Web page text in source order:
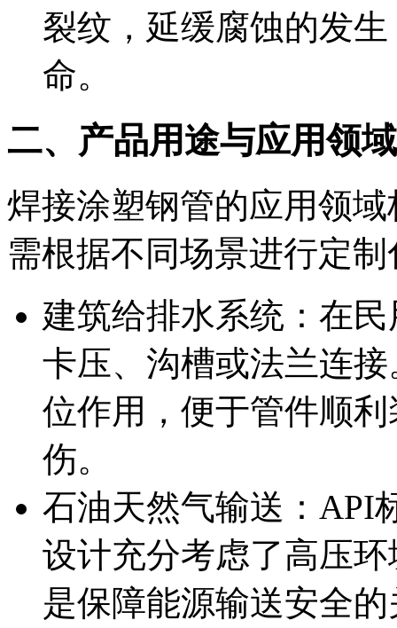
裂纹，延缓腐蚀的发
命。
二、产品用途与应用领
焊接涂塑钢管的应用领
需根据不同场景进行定
建筑给排水系统：在
卡压、沟槽或法兰连
位作用，便于管件顺
伤。
石油天然气输送：API
设计充分考虑了高压
是保障能源输送安全